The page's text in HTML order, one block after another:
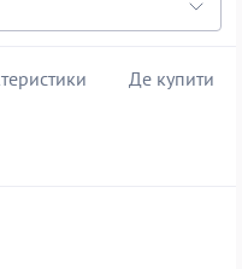
Де купити